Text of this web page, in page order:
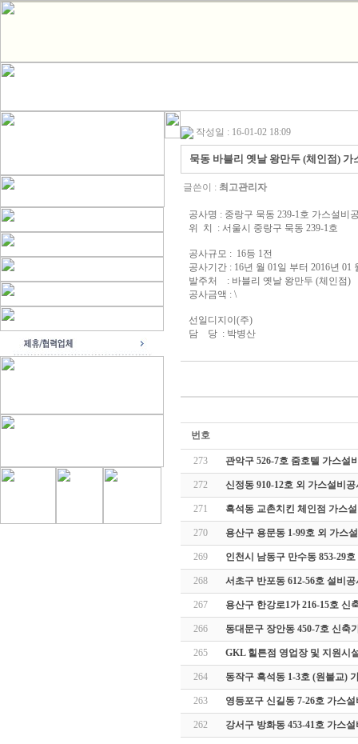
작성일 : 16-01-02 18:09
묵동 바블리 옛날 왕만두 (체인점) 가
글쓴이 : 최고관리자
공사명 : 중랑구 묵동 239-1호 가스설비
위 치 : 서울시 중랑구 묵동 239-1호
공사규모 : 16등 1전
공사기간 : 16년 월 01일 부터 2016년 01
발주처 : 바블리 옛날 왕만두 (체인점)
공사금액 : \
선일디지이(주)
담 당 : 박병산
번호
273 관악구 526-7호 줌호텔 가스설
272 신정동 910-12호 외 가스설비공
271 흑석동 교촌치킨 체인점 가스
270 용산구 용문동 1-99호 외 가스
269 인천시 남동구 만수동 853-29
268 서초구 반포동 612-56호 설비공
267 용산구 한강로1가 216-15호 신
266 동대문구 장안동 450-7호 신축
265 GKL 힐튼점 영업장 및 지원시
264 동작구 흑석동 1-3호 (원불교)
263 영등포구 신길동 7-26호 가스
262 강서구 방화동 453-41호 가스